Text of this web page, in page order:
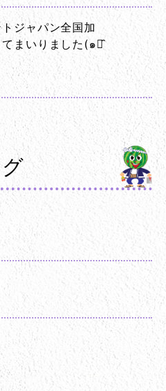
ジャパン全国加
まいりました(๑･̑